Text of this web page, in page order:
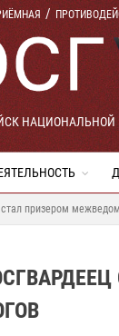
призером